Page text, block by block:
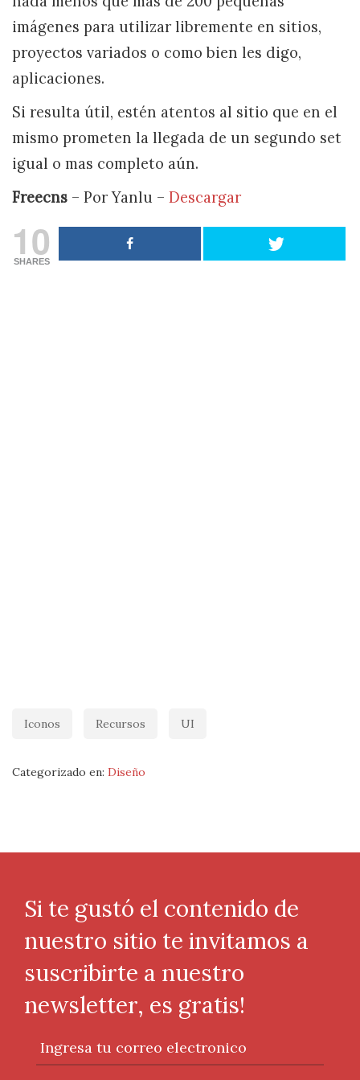
imágenes para utilizar libremente en sitios,
proyectos variados o como bien les digo,
aplicaciones.
Si resulta útil, estén atentos al sitio que en el
mismo prometen la llegada de un segundo set
igual o mas completo aún.
Freecns – Por Yanlu – Descargar
10
SHARES
Iconos Recursos UI
Categorizado en: Diseño
Si te gustó el contenido de
nuestro sitio te invitamos a
suscribirte a nuestro
newsletter, es gratis!
Ingresa tu correo electronico